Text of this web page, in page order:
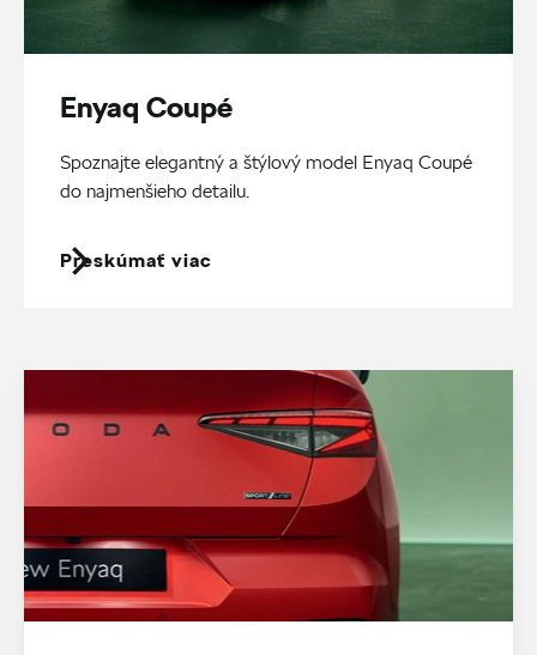
Enyaq Coupé
Spoznajte elegantný a štýlový model Enyaq Coupé
do najmenšieho detailu.
Preskúmať viac